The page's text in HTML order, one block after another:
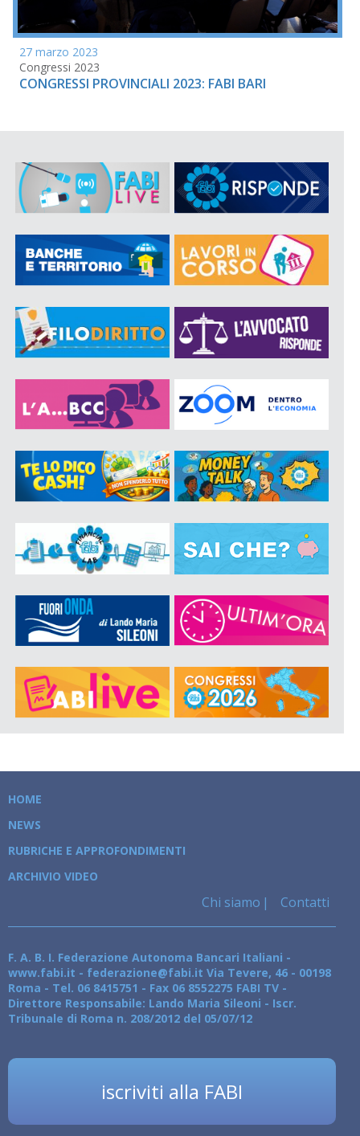
27 marzo 2023
Congressi 2023
CONGRESSI PROVINCIALI 2023: FABI BARI
HOME
NEWS
RUBRICHE E APPROFONDIMENTI
ARCHIVIO VIDEO
Chi siamo Contatti
F. A. B. I. Federazione Autonoma Bancari Italiani -
www.fabi.it - federazione@fabi.it Via Tevere, 46 - 00198
Roma - Tel. 06 8415751 - Fax 06 8552275 FABI TV -
Direttore Responsabile: Lando Maria Sileoni - Iscr.
Tribunale di Roma n. 208/2012 del 05/07/12
iscriviti alla FABI